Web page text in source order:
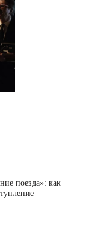
поезда»: как